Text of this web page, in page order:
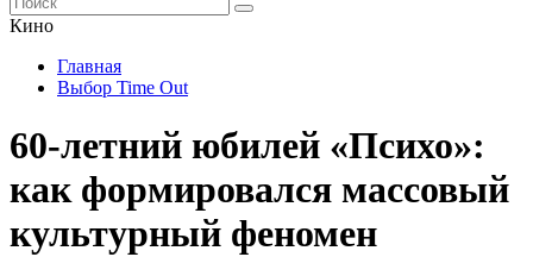
Кино
Главная
Выбор Time Out
60-летний юбилей «Психо»:
как формировался массовый
культурный феномен